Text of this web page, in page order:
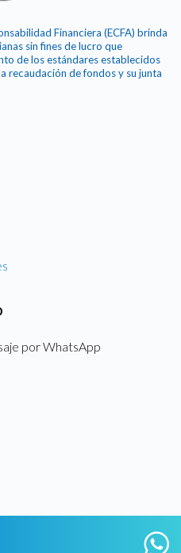
Financiera (ECFA) brinda
sin fines de lucro que
de los estándares establecidos
recaudación de fondos y su junta
por WhatsApp